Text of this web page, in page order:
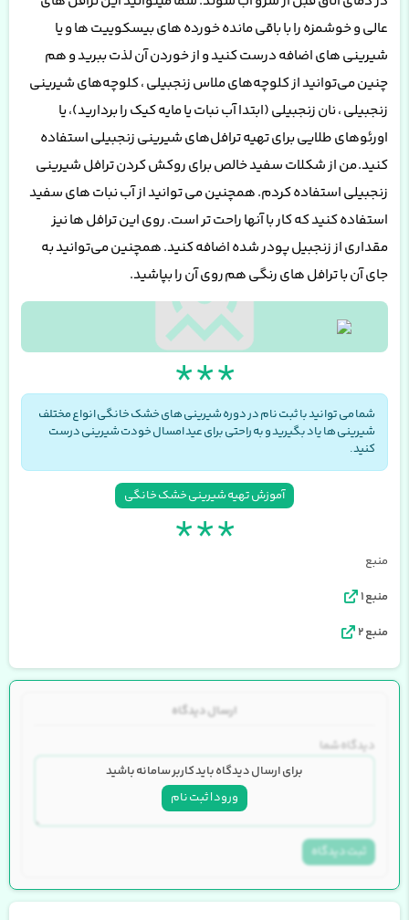
عالی و خوشمزه را با باقی مانده خورده های بیسکوییت ها و یا
شیرینی های اضافه درست کنید و از خوردن آن لذت ببرید و هم
چنین می‌توانید از کلوچه‌های ملاس زنجبیلی ، کلوچه‌های شیرینی
زنجبیلی ، نان زنجبیلی (ابتدا آب نبات یا مایه کیک را بردارید)، یا
اورئوهای طلایی برای تهیه ترافل‌های شیرینی زنجبیلی استفاده
کنید.من از شکلات سفید خالص برای روکش کردن ترافل شیرینی
زنجبیلی استفاده کردم. همچنین می توانید از آب نبات های سفید
استفاده کنید که کار با آنها راحت تر است. روی این ترافل ها نیز
مقداری از زنجبیل پودر شده اضافه کنید. همچنین می‌توانید به
جای آن با ترافل های رنگی همروی آن را بپاشید.
*
*
*
شما می توانید با ثبت نام در دوره شیرینی های خشک خانگی انواع مختلف
شیرینی ها یاد بگیرید و به راحتی برای عید امسال خودت شیرینی درست
کنید.
آموزش تهیه شیرینی خشک خانگی
*
*
*
منبع
منبع 1
منبع 2
ارسال دیدگاه
دیدگاه شما
ثبت دیدگاه
برای ارسال دیدگاه باید کاربر سامانه باشید
ورود | ثبت نام